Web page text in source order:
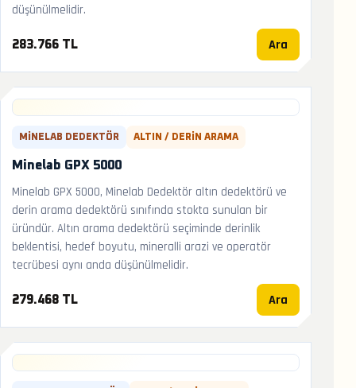
düşünülmelidir.
283.766 TL Ara
MINELAB DEDEKTÖR ALTIN / DERIN ARAMA
Minelab GPX 5000
Minelab GPX 5000, Minelab Dedektör altın dedektörü ve
derin arama dedektörü sınıfında stokta sunulan bir
üründür. Altın arama dedektörü seçiminde derinlik
beklentisi, hedef boyutu, mineralli arazi ve operatör
tecrübesi aynı anda düşünülmelidir.
279.468 TL Ara